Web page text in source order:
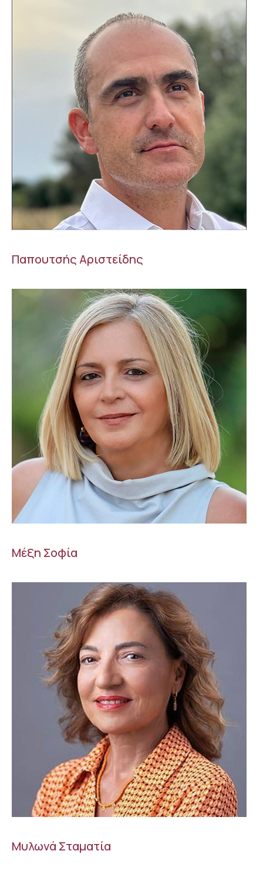
Παπουτσής Αριστείδης
Μέξη Σοφία
Μυλωνά Σταματία